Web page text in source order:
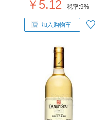
￥5.12 税率:9%
加入购物车